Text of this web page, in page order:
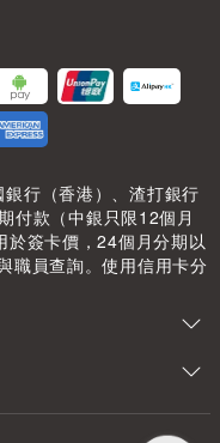
行（香港）、渣打銀行
付款（中銀只限12個月
於簽卡價，24個月分期以
職員查詢。使用信用卡分